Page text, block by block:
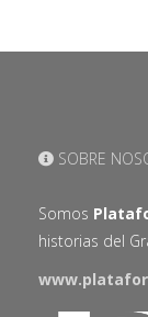
SOBRE
Somos
historias del